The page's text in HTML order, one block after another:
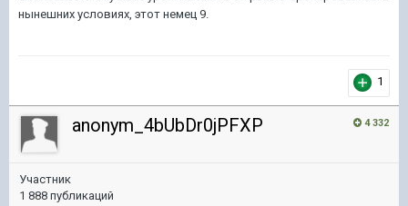
нынешних условиях, этот немец 9.
1
4 332
anonym_4bUbDr0jPFXP
Участник
1 888 публикаций